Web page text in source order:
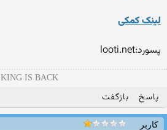
لینک کمکی
پسورد:looti.net
KING IS BACK
پاسخ بازگفت
کاربر